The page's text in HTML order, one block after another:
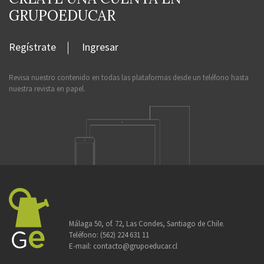
GRUPOEDUCAR
Regístrate Ingresar
Revisa nuestro contenido en todas las plataformas desde un teléfono hasta
nuestra revista en papel.
Málaga 50, of. 72, Las Condes, Santiago de Chile.
Teléfono: (562) 224 631 11
E-mail: contacto@grupoeducar.cl